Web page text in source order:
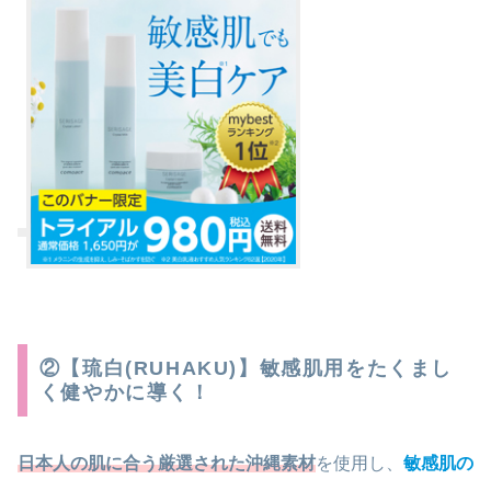
②【琉白(RUHAKU)】敏感肌用をたくまし
く健やかに導く！
日本人の肌に合う厳選された沖縄素材を使用し、 敏感肌の